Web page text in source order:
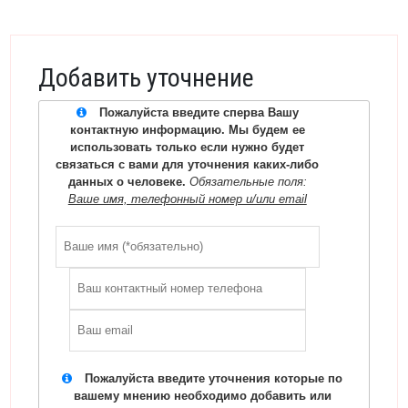
Добавить уточнение
Пожалуйста введите сперва Вашу
контактную информацию. Мы будем ее
использовать только если нужно будет
связаться с вами для уточнения каких-либо
данных о человеке. Обязательные поля:
Ваше имя, телефонный номер и/или email
Пожалуйста введите уточнения которые по
вашему мнению необходимо добавить или